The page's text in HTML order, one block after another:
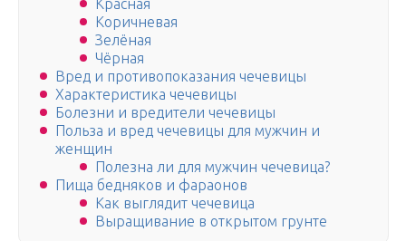
Красная
Коричневая
Зелёная
Чёрная
Вред и противопоказания чечевицы
Характеристика чечевицы
Болезни и вредители чечевицы
Польза и вред чечевицы для мужчин и
женщин
Полезна ли для мужчин чечевица?
Пища бедняков и фараонов
Как выглядит чечевица
Выращивание в открытом грунте